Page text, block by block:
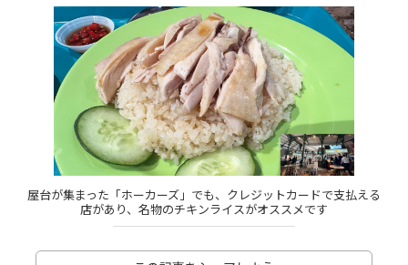
屋台が集まった「ホーカーズ」でも、クレジットカードで支払える
店があり、名物のチキンライスがオススメです